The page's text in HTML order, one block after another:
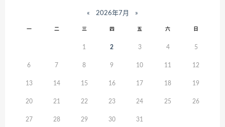
« 2026年7月 »
一 二 三 四 五 六 日
1 2 3 4 5
6 7 8 9 10 11 12
13 14 15 16 17 18 19
20 21 22 23 24 25 26
27 28 29 30 31